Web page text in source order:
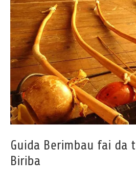
Guida Berimbau fai da
Biriba